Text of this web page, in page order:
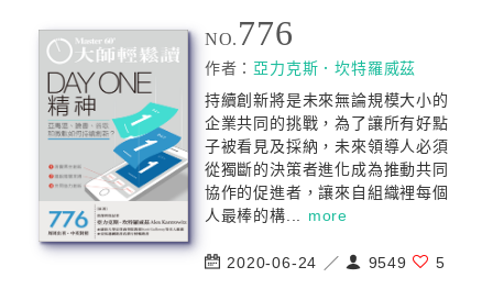
NO. 776
作者： 亞力克斯．坎特羅威茲
持續創新將是未來無論規模大小的
企業共同的挑戰，為了讓所有好點
子被看見及採納，未來領導人必須
從獨斷的決策者進化成為推動共同
協作的促進者，讓來自組織裡每個
人最棒的構... more
2020-06-24 ／ 9549 5